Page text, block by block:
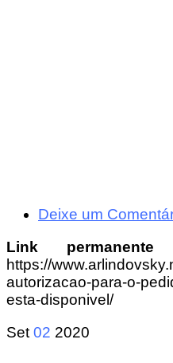
Deixe um
Link
https://
autorizacao-para-o-
esta-disponivel/
Set 02 2020